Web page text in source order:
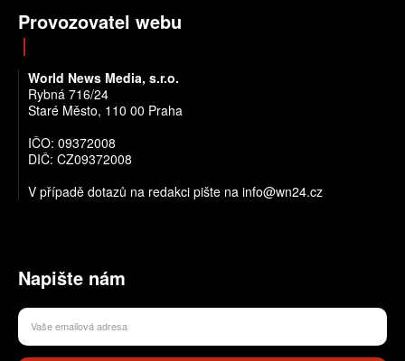
Provozovatel webu
World News Media, s.r.o.
Rybná 716/24
Staré Město, 110 00 Praha
IČO: 09372008
DIČ: CZ09372008
V případě dotazů na redakci pište na info@wn24.cz
Napište nám